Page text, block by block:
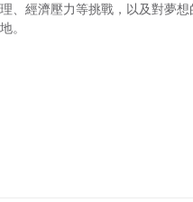
、經濟壓力等挑戰，以及對夢想
。